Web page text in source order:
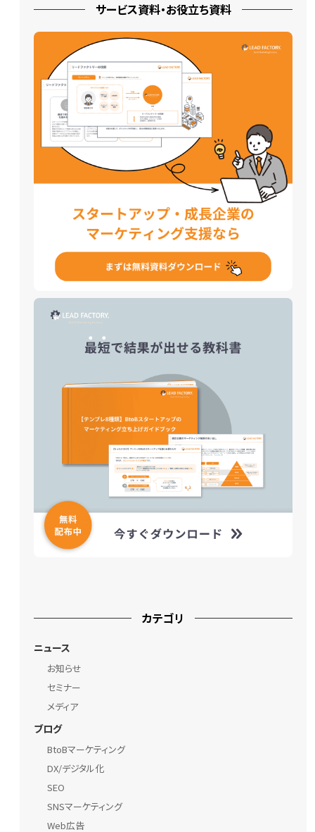
サービス資料・お役立ち資料
カテゴリ
ニュース
お知らせ
セミナー
メディア
ブログ
BtoBマーケティング
DX/デジタル化
SEO
SNSマーケティング
Web広告